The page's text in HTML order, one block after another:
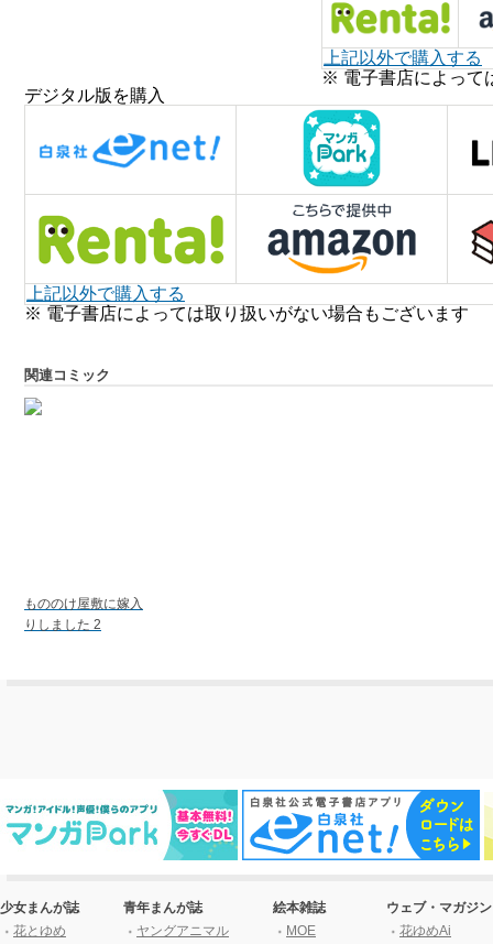
上記以外で購入する
※ 電子書店によって
デジタル版を購入
上記以外で購入する
※ 電子書店によっては取り扱いがない場合もございます
関連コミック
もののけ屋敷に嫁入
りしました 2
少女まんが誌
花とゆめ
青年まんが誌
ヤングアニマル
絵本雑誌
MOE
ウェブ・マガジン
花ゆめAi